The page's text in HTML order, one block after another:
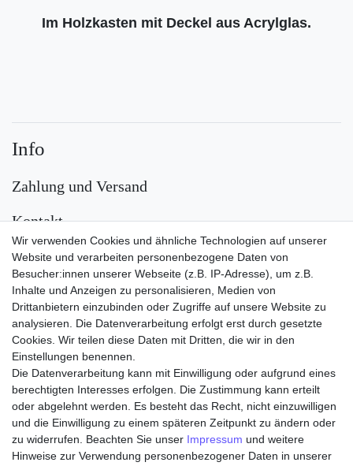
Im Holzkasten mit Deckel aus Acrylglas.
Wir verwenden Cookies und ähnliche Technologien auf unserer
Website und verarbeiten personenbezogene Daten von
Besucher:innen unserer Webseite (z.B. IP-Adresse), um z.B.
Inhalte und Anzeigen zu personalisieren, Medien von
Drittanbietern einzubinden oder Zugriffe auf unsere Website zu
analysieren. Die Datenverarbeitung erfolgt erst durch gesetzte
Cookies. Wir teilen diese Daten mit Dritten, die wir in den
Einstellungen benennen.
Die Datenverarbeitung kann mit Einwilligung oder aufgrund eines
berechtigten Interesses erfolgen. Die Zustimmung kann erteilt
oder abgelehnt werden. Es besteht das Recht, nicht einzuwilligen
und die Einwilligung zu einem späteren Zeitpunkt zu ändern oder
zu widerrufen. Beachten Sie unser Impressum und weitere
Hinweise zur Verwendung personenbezogener Daten in unserer
Info
Zahlung und Versand
Kontakt
Versand
Zahlungsarten